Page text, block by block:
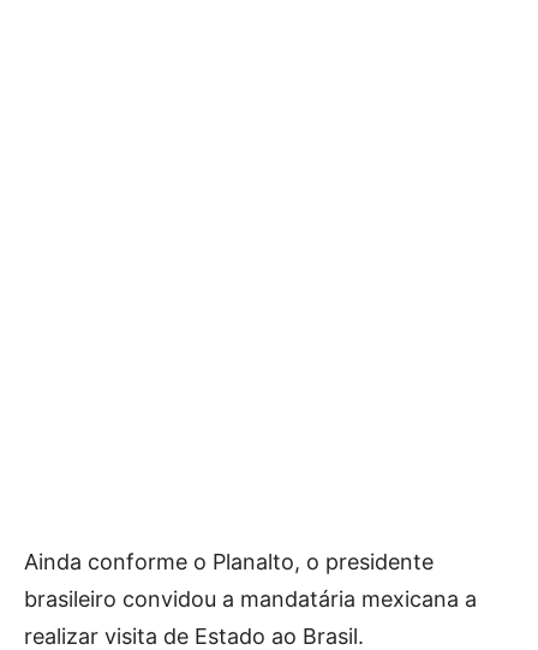
Ainda conforme o Planalto, o presidente
brasileiro convidou a mandatária mexicana a
realizar visita de Estado ao Brasil.